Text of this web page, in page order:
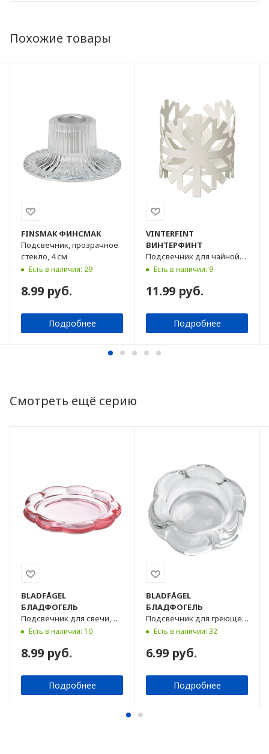
Похожие товары
FINSMAK ФИНСМАК
Подсвечник, прозрачное
стекло, 4 см
Есть в наличии: 29
8.99 руб.
Подробнее
VINTERFINT
ВИНТЕРФИНТ
Подсвечник для чайной
свечи, белый, 8 см
Есть в наличии: 9
11.99 руб.
Подробнее
Смотреть ещё серию
BLADFÅGEL
БЛАДФОГЕЛЬ
Подсвечник для свечи,
розовый, 11 см
Есть в наличии: 10
8.99 руб.
Подробнее
BLADFÅGEL
БЛАДФОГЕЛЬ
Подсвечник для греющей
свечи, прозрачный, 3 см
Есть в наличии: 32
6.99 руб.
Подробнее